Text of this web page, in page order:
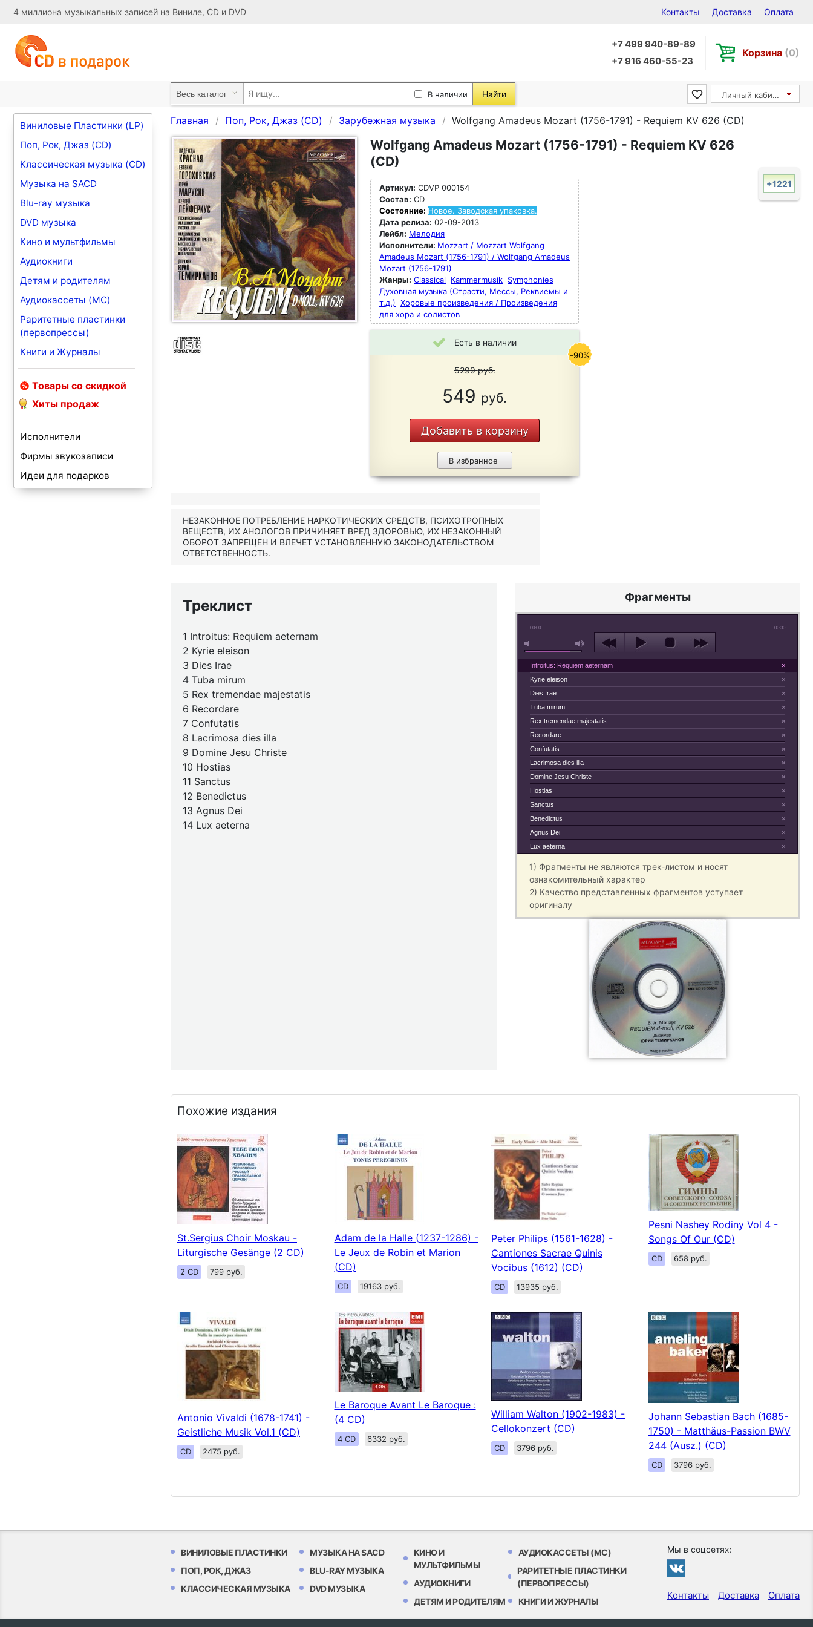
4 миллиона музыкальных записей на Виниле, CD и DVD Контакты Доставка Оплата
+7 499 940-89-89
+7 916 460-55-23
Корзина (0)
В наличии Найти Личный кабинет
Виниловые Пластинки (LP)
Поп, Рок, Джаз (CD)
Классическая музыка (CD)
Музыка на SACD
Blu-ray музыка
DVD музыка
Кино и мультфильмы
Аудиокниги
Детям и родителям
Аудиокассеты (MC)
Раритетные пластинки
(первопрессы)
Книги и Журналы
Товары со скидкой
Хиты продаж
Исполнители
Фирмы звукозаписи
Идеи для подарков
Главная Поп, Рок, Джаз (CD) Зарубежная музыка Wolfgang Amadeus Mozart (1756-1791) - Requiem KV 626 (CD)
Wolfgang Amadeus Mozart (1756-1791) - Requiem KV 626
(CD)
Артикул: CDVP 000154
Состав: CD
Состояние: Новое. Заводская упаковка.
Дата релиза: 02-09-2013
Лейбл: Мелодия
Исполнители: Mozzart / Mozzart Wolfgang
Amadeus Mozart (1756-1791) / Wolfgang Amadeus
Mozart (1756-1791)
Жанры: Classical Kammermusik Symphonies
Духовная музыка (Страсти, Мессы, Реквиемы и
т.д.) Хоровые произведения / Произведения
для хора и солистов
Есть в наличии
5299руб.
549 руб.
Добавить в корзину
В избранное
-90%
+1221
НЕЗАКОННОЕ ПОТРЕБЛЕНИЕ НАРКОТИЧЕСКИХ СРЕДСТВ, ПСИХОТРОПНЫХ
ВЕЩЕСТВ, ИХ АНОЛОГОВ ПРИЧИНЯЕТ ВРЕД ЗДОРОВЬЮ, ИХ НЕЗАКОННЫЙ
ОБОРОТ ЗАПРЕЩЕН И ВЛЕЧЕТ УСТАНОВЛЕННУЮ ЗАКОНОДАТЕЛЬСТВОМ
ОТВЕТСТВЕННОСТЬ.
Треклист
1 Introitus: Requiem aeternam
2 Kyrie eleison
3 Dies Irae
4 Tuba mirum
5 Rex tremendae majestatis
6 Recordare
7 Confutatis
8 Lacrimosa dies illa
9 Domine Jesu Christe
10 Hostias
11 Sanctus
12 Benedictus
13 Agnus Dei
14 Lux aeterna
Фрагменты
00:00 00:30
×
Introitus: Requiem aeternam
×
Kyrie eleison
×
Dies Irae
×
Tuba mirum
×
Rex tremendae majestatis
×
Recordare
×
Confutatis
×
Lacrimosa dies illa
×
Domine Jesu Christe
×
Hostias
×
Sanctus
×
Benedictus
×
Agnus Dei
×
Lux aeterna
1) Фрагменты не являются трек-листом и носят
ознакомительный характер
2) Качество представленных фрагментов уступает
оригиналу
Похожие издания
St.Sergius Choir Moskau -
Liturgische Gesänge (2 CD)
2 CD 799 руб.
Adam de la Halle (1237-1286) -
Le Jeux de Robin et Marion
(CD)
CD 19163 руб.
Peter Philips (1561-1628) -
Cantiones Sacrae Quinis
Vocibus (1612) (CD)
CD 13935 руб.
Pesni Nashey Rodiny Vol 4 -
Songs Of Our (CD)
CD 658 руб.
Antonio Vivaldi (1678-1741) -
Geistliche Musik Vol.1 (CD)
CD 2475 руб.
Le Baroque Avant Le Baroque :
(4 CD)
4 CD 6332 руб.
William Walton (1902-1983) -
Cellokonzert (CD)
CD 3796 руб.
Johann Sebastian Bach (1685-
1750) - Matthäus-Passion BWV
244 (Ausz.) (CD)
CD 3796 руб.
ВИНИЛОВЫЕ ПЛАСТИНКИ
ПОП, РОК, ДЖАЗ
КЛАССИЧЕСКАЯ МУЗЫКА
МУЗЫКА НА SACD
BLU-RAY МУЗЫКА
DVD МУЗЫКА
КИНО И
МУЛЬТФИЛЬМЫ
АУДИОКНИГИ
ДЕТЯМ И РОДИТЕЛЯМ
АУДИОКАССЕТЫ (MC)
РАРИТЕТНЫЕ ПЛАСТИНКИ
(ПЕРВОПРЕССЫ)
КНИГИ И ЖУРНАЛЫ
Мы в соцсетях:
Контакты Доставка Оплата